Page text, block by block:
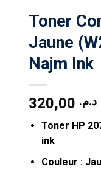
Toner
Jaune
Najm Ink
د.م.
Toner HP
ink
Couleur :